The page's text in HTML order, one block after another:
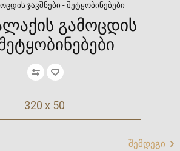
ჯავშნები - შეტყობინებები
გამოცდის
320 x 50
შემდეგი